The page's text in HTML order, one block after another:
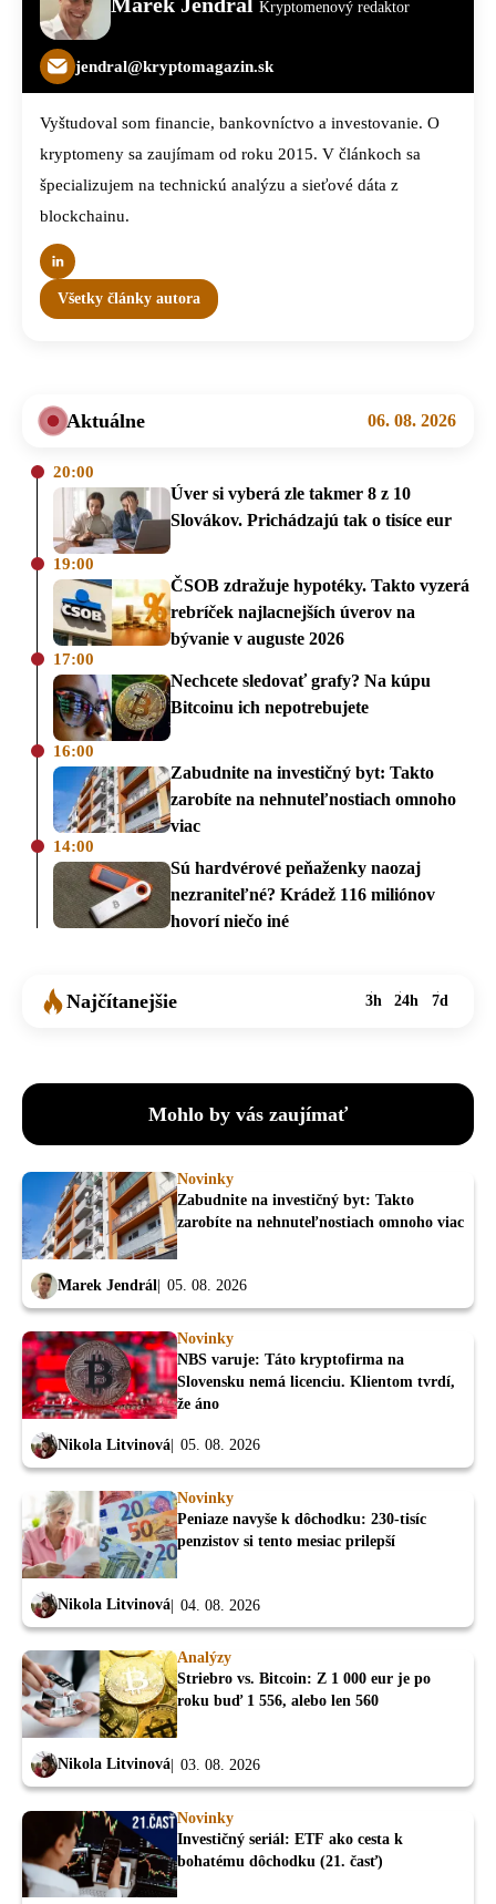
Kryptomenový redaktor
jendral@kryptomagazin.sk
Vyštudoval som financie, bankovníctvo a investovanie. O
kryptomeny sa zaujímam od roku 2015. V článkoch sa
špecializujem na technickú analýzu a sieťové dáta z
blockchainu.
Všetky články autora
Aktuálne 06. 08. 2026
20:00
Úver si vyberá zle takmer 8 z 10
Slovákov. Prichádzajú tak o tisíce eur
19:00
ČSOB zdražuje hypotéky. Takto vyzerá
rebríček najlacnejších úverov na
bývanie v auguste 2026
17:00
Nechcete sledovať grafy? Na kúpu
Bitcoinu ich nepotrebujete
16:00
Zabudnite na investičný byt: Takto
zarobíte na nehnuteľnostiach omnoho
viac
14:00
Sú hardvérové peňaženky naozaj
nezraniteľné? Krádež 116 miliónov
hovorí niečo iné
Najčítanejšie 3h 24h 7d
Mohlo by vás zaujímať
Novinky
Zabudnite na investičný byt: Takto
zarobíte na nehnuteľnostiach omnoho viac
Marek Jendrál 05. 08. 2026
Novinky
NBS varuje: Táto kryptofirma na
Slovensku nemá licenciu. Klientom tvrdí,
že áno
Nikola Litvinová 05. 08. 2026
Novinky
Peniaze navyše k dôchodku: 230-tisíc
penzistov si tento mesiac prilepší
Nikola Litvinová 04. 08. 2026
Analýzy
Striebro vs. Bitcoin: Z 1 000 eur je po
roku buď 1 556, alebo len 560
Nikola Litvinová 03. 08. 2026
Novinky
Investičný seriál: ETF ako cesta k
bohatému dôchodku (21. časť)